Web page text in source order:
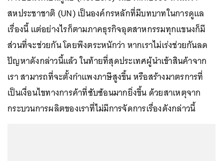
สหประชาชาติ (UN) เป็นองค์กรหลักที่มีบทบาทในการดูแล
เรื่องนี้ แต่อย่างไรก็ตามภาคธุรกิจอุตสาหกรรมทุกแขนงก็มี
ส่วนที่จะช่วยกัน โดยพึงตระหนักว่า หากเราไม่เร่งช่วยกันลด
ปัญหาดังกล่าวนี้แล้ว ในท้ายที่สุดประเทศผู้นำเข้าสินค้าจาก
เรา สามารถที่จะตั้งกำแพงภาษีสูงขึ้น หรือสร้างมาตรการที่
เป็นเงื่อนไขทางการค้าที่ซับซ้อนมากยิ่งขึ้น ด้วยสาเหตุจาก
กระบวนการผลิตของเราที่ไม่มีการจัดการเรื่องดังกล่าวนี้